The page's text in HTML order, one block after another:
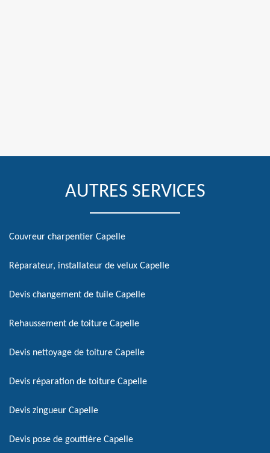
AUTRES SERVICES
Couvreur charpentier Capelle
Réparateur, installateur de velux Capelle
Devis changement de tuile Capelle
Rehaussement de toiture Capelle
Devis nettoyage de toiture Capelle
Devis réparation de toiture Capelle
Devis zingueur Capelle
Devis pose de gouttière Capelle